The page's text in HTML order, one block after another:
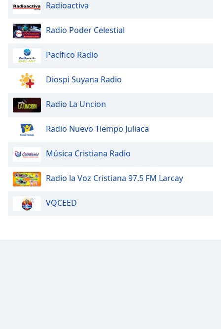
Done
Close
dialog
Radioactiva
Radio Poder Celestial
Pacífico Radio
Diospi Suyana Radio
Radio La Uncion
Radio Nuevo Tiempo Juliaca
Música Cristiana Radio
Radio la Voz Cristiana 97.5 FM Larcay
VQCEED